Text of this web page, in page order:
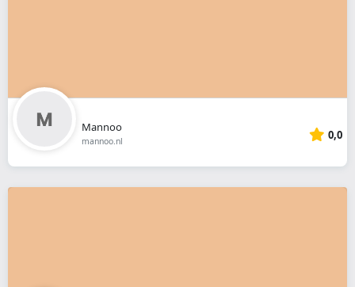
Mannoo
mannoo.nl 0,0